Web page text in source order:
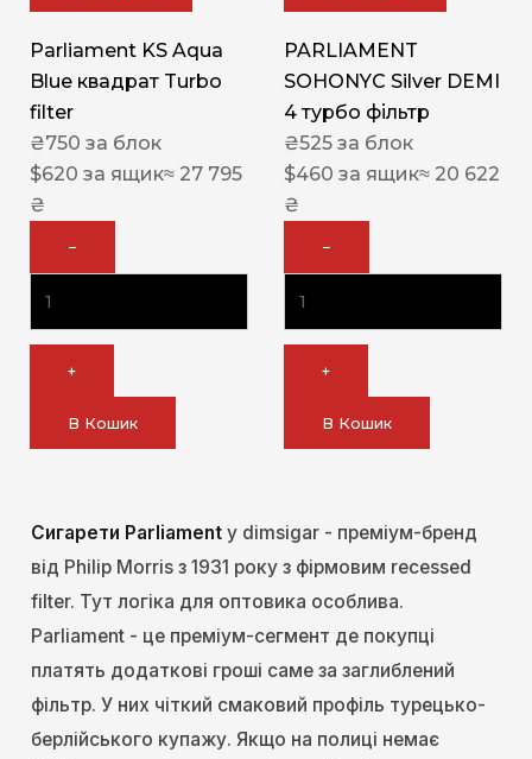
Parliament KS Aqua
Blue квадрат Turbo
filter
₴750 за блок
$620 за ящик≈ 27 795
₴
−
+
В Кошик
PARLIAMENT
SOHONYC Silver DEMI
4 турбо фільтр
₴525 за блок
$460 за ящик≈ 20 622
₴
−
+
В Кошик
Сигарети Parliament у dimsigar - преміум-бренд
від Philip Morris з 1931 року з фірмовим recessed
filter. Тут логіка для оптовика особлива.
Parliament - це преміум-сегмент де покупці
платять додаткові гроші саме за заглиблений
фільтр. У них чіткий смаковий профіль турецько-
берлійського купажу. Якщо на полиці немає